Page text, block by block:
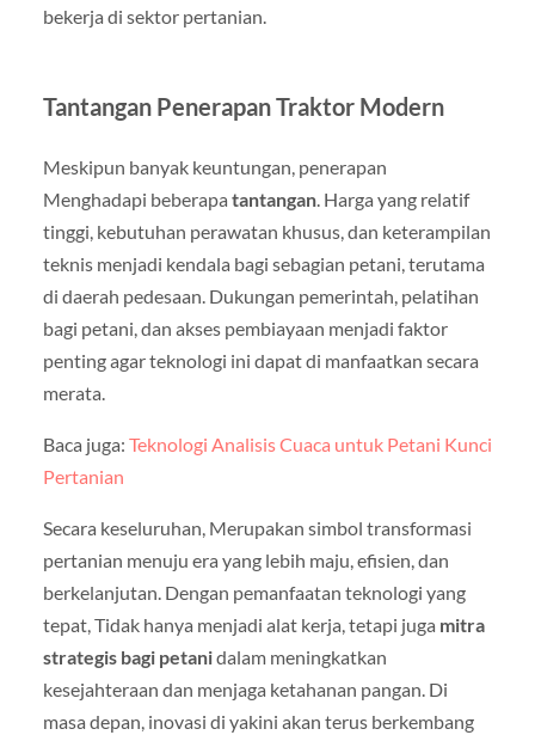
bekerja di sektor pertanian.
Tantangan Penerapan Traktor Modern
Meskipun banyak keuntungan, penerapan
Menghadapi beberapa tantangan. Harga yang relatif
tinggi, kebutuhan perawatan khusus, dan keterampilan
teknis menjadi kendala bagi sebagian petani, terutama
di daerah pedesaan. Dukungan pemerintah, pelatihan
bagi petani, dan akses pembiayaan menjadi faktor
penting agar teknologi ini dapat di manfaatkan secara
merata.
Baca juga: Teknologi Analisis Cuaca untuk Petani Kunci
Pertanian
Secara keseluruhan, Merupakan simbol transformasi
pertanian menuju era yang lebih maju, efisien, dan
berkelanjutan. Dengan pemanfaatan teknologi yang
tepat, Tidak hanya menjadi alat kerja, tetapi juga mitra
strategis bagi petanidalam meningkatkan
kesejahteraan dan menjaga ketahanan pangan. Di
masa depan, inovasi di yakini akan terus berkembang